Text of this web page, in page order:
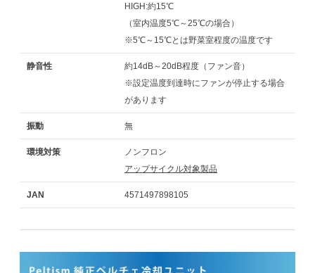
HIGH:約15℃
（室内温度5℃～25℃の場合）
※5℃～15℃とは野菜室程度の温度です
静音性
約14dB～20dB程度（ファン音）
※設定温度到達時にファンが停止する場合
があります
振動 無
環境対策
ノンフロン
アップサイクル対象製品
JAN 4571497898105